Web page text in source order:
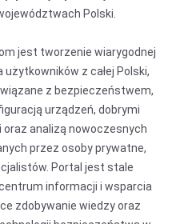
Polski.
jest tworzenie wiarygodnej
z całej Polski,
z bezpieczeństwem,
urządzeń, dobrymi
analizą nowoczesnych
przez osoby prywatne,
Portal jest stale
informacji i wsparcia
zdobywanie wiedzy oraz